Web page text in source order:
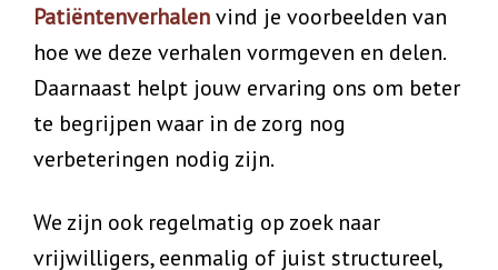
Patiëntenverhalenvind je voorbeelden van
hoe we deze verhalen vormgeven en delen.
Daarnaast helpt jouw ervaring ons om beter
te begrijpen waar in de zorg nog
verbeteringen nodig zijn.
We zijn ook regelmatig op zoek naar
vrijwilligers, eenmalig of juist structureel,